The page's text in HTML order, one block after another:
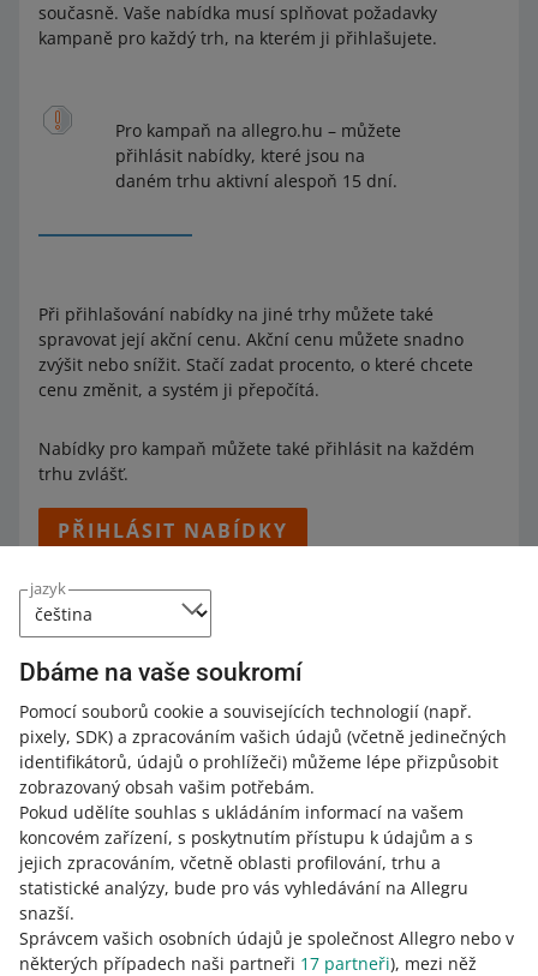
jazyk
Dbáme na vaše soukromí
Pomocí souborů cookie a souvisejících technologií (např.
pixely, SDK) a zpracováním vašich údajů (včetně jedinečných
identifikátorů, údajů o prohlížeči) můžeme lépe přizpůsobit
zobrazovaný obsah vašim potřebám.
Pokud udělíte souhlas s ukládáním informací na vašem
koncovém zařízení, s poskytnutím přístupu k údajům a s
jejich zpracováním, včetně oblasti profilování, trhu a
statistické analýzy, bude pro vás vyhledávání na Allegru
snazší.
Správcem vašich osobních údajů je společnost Allegro nebo v
některých případech naši partneři 17 partneři), mezi něž
současně. Vaše nabídka musí splňovat požadavky
kampaně pro každý trh, na kterém ji přihlašujete.
Pro kampaň na allegro.hu – můžete
přihlásit nabídky, které jsou na
daném trhu aktivní alespoň 15 dní.
Při přihlašování nabídky na jiné trhy můžete také
spravovat její akční cenu. Akční cenu můžete snadno
zvýšit nebo snížit. Stačí zadat procento, o které chcete
cenu změnit, a systém ji přepočítá.
Nabídky pro kampaň můžete také přihlásit na každém
trhu zvlášť.
PŘIHLÁSIT NABÍDKY
Na polském a českém trhu můžete také přihlásit nabídky
kampaně na daném trhu jsou stejné jako pro nabídky
mimo Allegro Business.
Cena, kterou pro kampaň nastavíte, je vždy hrubá cena –
bez ohledu na to, jak jsou ceny prezentovány na Allegro
Business.
Jak hodnotíte tyto změny?
0 - Zklamání
10 - Skvělé